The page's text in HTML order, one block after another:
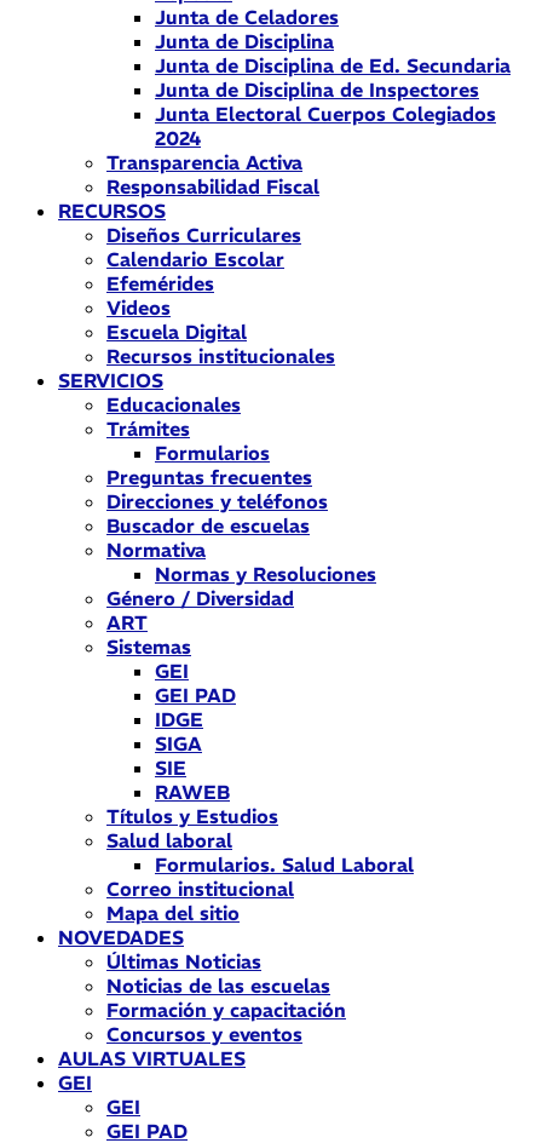
Junta de Celadores
Junta de Disciplina
Junta de Disciplina de Ed. Secundaria
Junta de Disciplina de Inspectores
Junta Electoral Cuerpos Colegiados
2024
Transparencia Activa
Responsabilidad Fiscal
RECURSOS
Diseños Curriculares
Calendario Escolar
Efemérides
Videos
Escuela Digital
Recursos institucionales
SERVICIOS
Educacionales
Trámites
Formularios
Preguntas frecuentes
Direcciones y teléfonos
Buscador de escuelas
Normativa
Normas y Resoluciones
Género / Diversidad
ART
Sistemas
GEI
GEI PAD
IDGE
SIGA
SIE
RAWEB
Títulos y Estudios
Salud laboral
Formularios. Salud Laboral
Correo institucional
Mapa del sitio
NOVEDADES
Últimas Noticias
Noticias de las escuelas
Formación y capacitación
Concursos y eventos
AULAS VIRTUALES
GEI
GEI
GEI PAD